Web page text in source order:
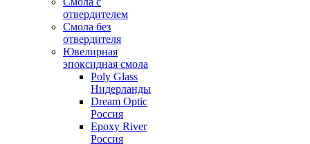
отвердителем
Смола без
отвердителя
Ювелирная
эпоксидная смола
Poly Glass
Нидерланды
Dream Optic
Россия
Epoxy River
Россия